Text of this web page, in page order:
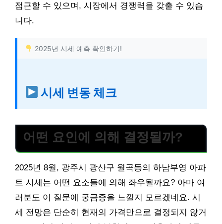
접근할 수 있으며, 시장에서 경쟁력을 갖출 수 있습
니다.
2025년 시세 예측 확인하기!
시세 변동 체크
어떤 요인에 의해 결정될까?
2025년 8월, 광주시 광산구 월곡동의 하남부영 아파
트 시세는 어떤 요소들에 의해 좌우될까요? 아마 여
러분도 이 질문에 궁금증을 느낄지 모르겠네요. 시
세 전망은 단순히 현재의 가격만으로 결정되지 않거